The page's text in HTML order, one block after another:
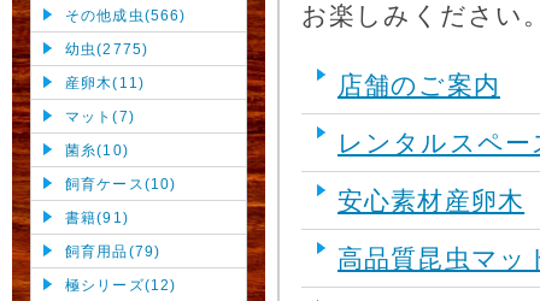
その他成虫(566)
幼虫(2775)
産卵木(11)
マット(7)
菌糸(10)
飼育ケース(10)
書籍(91)
飼育用品(79)
極シリーズ(12)
お楽しみください
店舗のご案内
レンタルスペ
安心素材産卵木
高品質昆虫マッ